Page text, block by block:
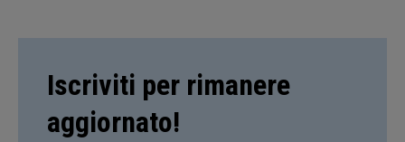
Iscriviti per rimanere
aggiornato!